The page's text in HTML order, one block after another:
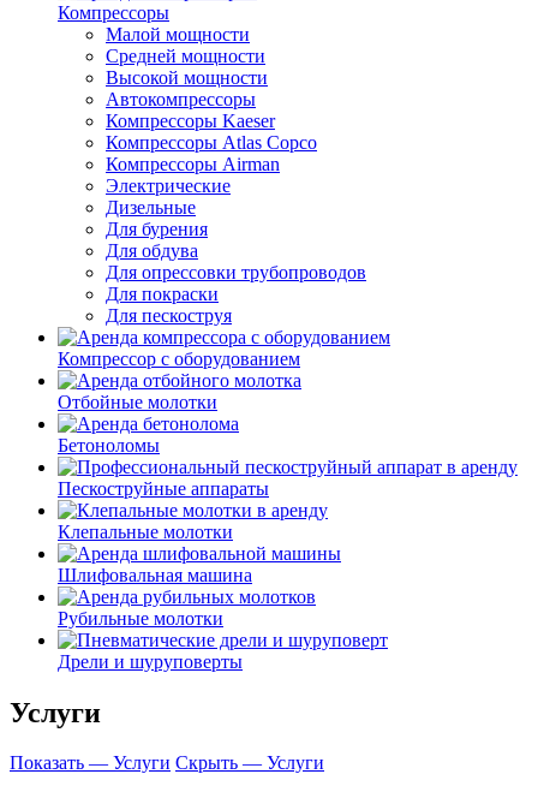
Компрессоры
Малой мощности
Средней мощности
Высокой мощности
Автокомпрессоры
Компрессоры Kaeser
Компрессоры Atlas Copco
Компрессоры Airman
Электрические
Дизельные
Для бурения
Для обдува
Для опрессовки трубопроводов
Для покраски
Для пескоструя
Компрессор с оборудованием
Отбойные молотки
Бетоноломы
Пескоструйные аппараты
Клепальные молотки
Шлифовальная машина
Рубильные молотки
Дрели и шуруповерты
Услуги
Показать — Услуги Скрыть — Услуги